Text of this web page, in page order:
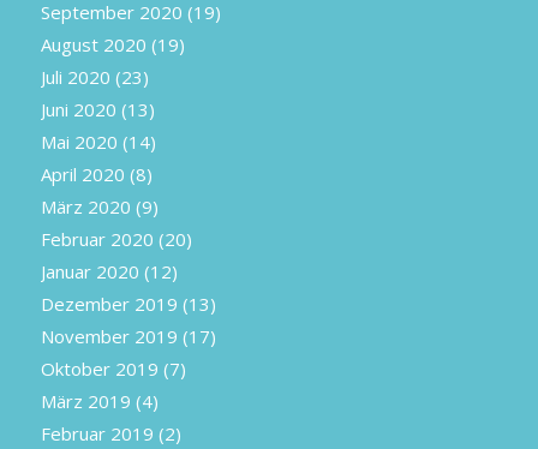
September 2020 (19)
August 2020 (19)
Juli 2020 (23)
Juni 2020 (13)
Mai 2020 (14)
April 2020 (8)
März 2020 (9)
Februar 2020 (20)
Januar 2020 (12)
Dezember 2019 (13)
November 2019 (17)
Oktober 2019 (7)
März 2019 (4)
Februar 2019 (2)